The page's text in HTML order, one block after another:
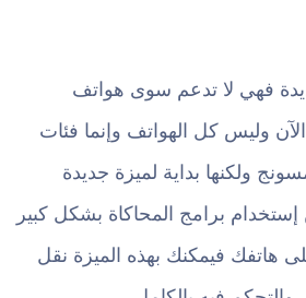
فهي لا تدعم سوى هواتف
وليس كل الهواتف وإنما فئات
ولكنها بداية لميزة جديدة
برامج المحاكاة بشكل كبير
هاتفك فيمكنك بهذه الميزة نقل